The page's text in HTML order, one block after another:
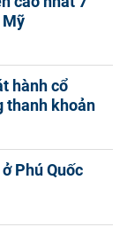
hành cổ
thanh khoản
Phú Quốc